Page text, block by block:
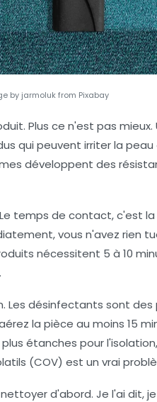
by jarmoluk from Pixabay
Plus ce n'est pas mieux.
qui peuvent irriter la peau
développent des
Le temps de contact, c'est la
vous n'avez rien
nécessitent 5 à 10
Les désinfectants sont des
la pièce au moins 15
étanches pour
(COV) est un vrai
nettoyer d'abord. Je l'ai dit,